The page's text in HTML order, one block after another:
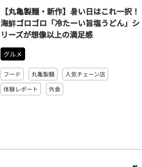
【丸亀製麺・新作】暑い日はこれ一択！
海鮮ゴロゴロ「冷たーい旨塩うどん」シ
リーズが想像以上の満足感
グルメ
フード 丸亀製麺
人気チェーン店
体験レポート
外食